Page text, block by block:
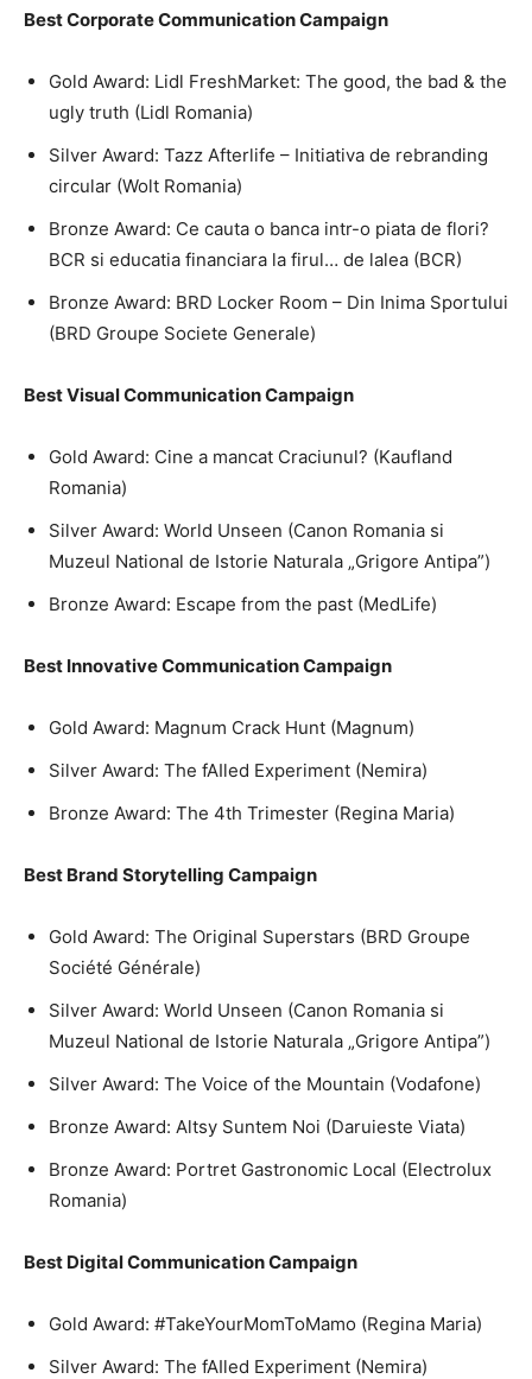
Best Corporate Communication Campaign
Gold Award: Lidl FreshMarket: The good, the bad & the
ugly truth (Lidl Romania)
Silver Award: Tazz Afterlife – Initiativa de rebranding
circular (Wolt Romania)
Bronze Award: Ce cauta o banca intr-o piata de flori?
BCR si educatia financiara la firul… de lalea (BCR)
Bronze Award: BRD Locker Room – Din Inima Sportului
(BRD Groupe Societe Generale)
Best Visual Communication Campaign
Gold Award: Cine a mancat Craciunul? (Kaufland
Romania)
Silver Award: World Unseen (Canon Romania si
Muzeul National de Istorie Naturala „Grigore Antipa”)
Bronze Award: Escape from the past (MedLife)
Best Innovative Communication Campaign
Gold Award: Magnum Crack Hunt (Magnum)
Silver Award: The fAIled Experiment (Nemira)
Bronze Award: The 4th Trimester (Regina Maria)
Best Brand Storytelling Campaign
Gold Award: The Original Superstars (BRD Groupe
Société Générale)
Silver Award: World Unseen (Canon Romania si
Muzeul National de Istorie Naturala „Grigore Antipa”)
Silver Award: The Voice of the Mountain (Vodafone)
Bronze Award: Altsy Suntem Noi (Daruieste Viata)
Bronze Award: Portret Gastronomic Local (Electrolux
Romania)
Best Digital Communication Campaign
Gold Award: #TakeYourMomToMamo (Regina Maria)
Silver Award: The fAIled Experiment (Nemira)